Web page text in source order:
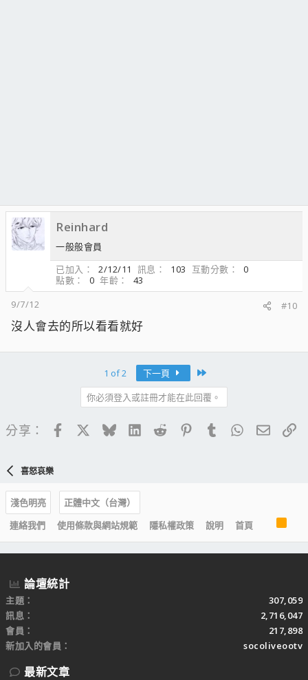
Reinhard
一般般會員
已加入
2/12/11 訊息 103 互動分數
0
點數
0 年齡
43
9/7/12
#10
沒人會去的所以看看就好
1 of 2 下一頁
你必須登入或註冊才能在此回覆。
分享： FacebookBlueskyLinkedIn
Reddit PinterestTumblrWhatsApp
電子
喜怒哀樂
淺色明亮
正體中文（台灣）
連絡我們
使用條款與網站規範 隱私權政策 說明 首頁
R
S
S
論壇統計
主題
307,059
訊息
2,716,047
會員
217,898
新加入的會員
socoliveootv
最新文章